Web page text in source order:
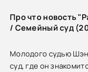
Про что новость
/ Семейный суд
Молодого судью
суд, где он